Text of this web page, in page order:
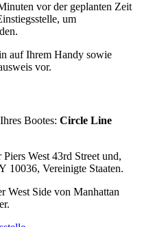
vor der geplanten Zeit
um
auf Ihrem Handy sowie
vor.
Bootes: Circle Line
West 43rd Street und,
10036, Vereinigte Staaten.
West Side von Manhattan